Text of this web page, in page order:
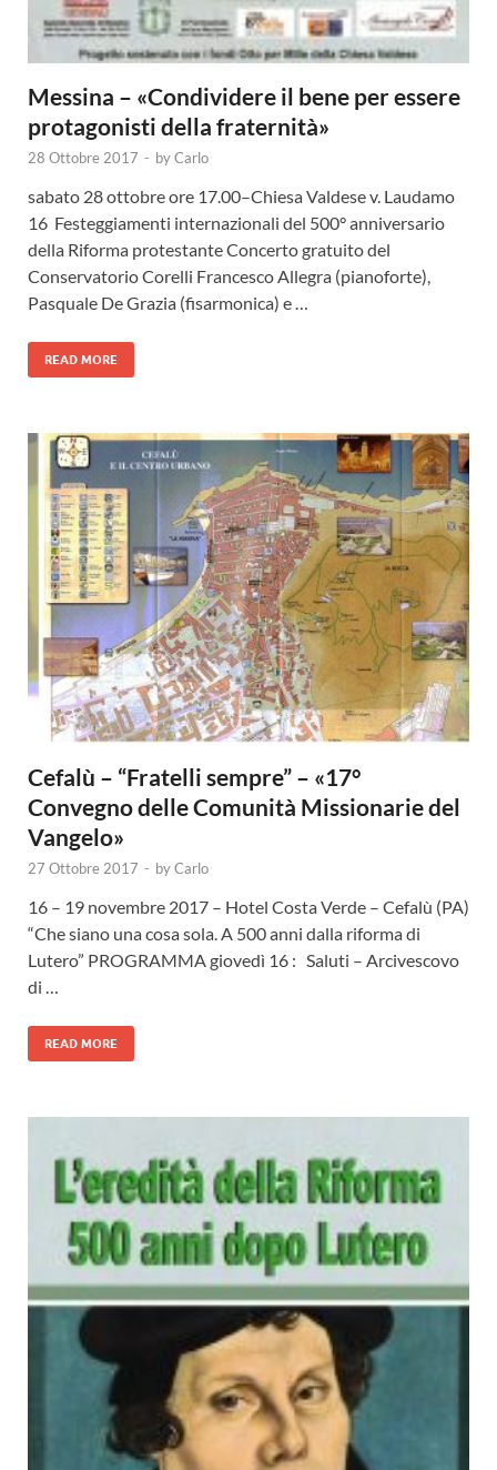
Messina – «Condividere il bene per essere
protagonisti della fraternità»
28 Ottobre 2017 - byCarlo
sabato 28 ottobre ore 17.00–Chiesa Valdese v. Laudamo
16 Festeggiamenti internazionali del 500° anniversario
della Riforma protestante Concerto gratuito del
Conservatorio Corelli Francesco Allegra (pianoforte),
Pasquale De Grazia (fisarmonica) e …
READ MORE
Cefalù – “Fratelli sempre” – «17°
Convegno delle Comunità Missionarie del
Vangelo»
27 Ottobre 2017 - byCarlo
16 – 19 novembre 2017 – Hotel Costa Verde – Cefalù (PA)
“Che siano una cosa sola. A 500 anni dalla riforma di
Lutero” PROGRAMMA giovedì 16 : Saluti – Arcivescovo
di …
READ MORE